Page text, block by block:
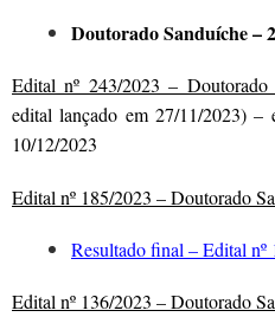
Doutorado Sanduíche –
Edital nº 243/2023 –
edital lançado em 27/11/2023) –
10/12/2023
Edital nº 185/2023 – Doutorado
Resultado final – Edital nº
Edital nº 136/2023 – Doutorado